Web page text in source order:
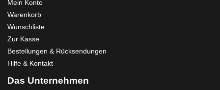
Mein Konto
Warenkorb
Wunschliste
Zur Kasse
Bestellungen & Rücksendungen
Hilfe & Kontakt
Das Unternehmen